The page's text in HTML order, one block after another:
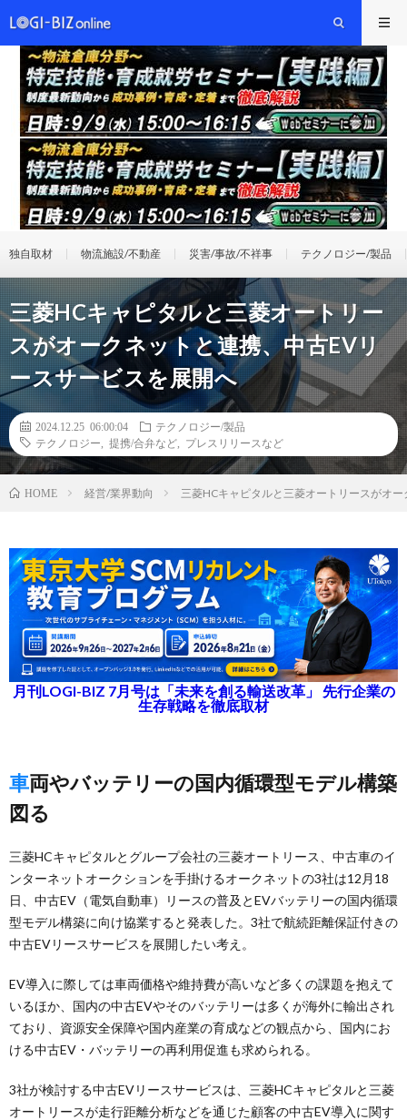
独自取材 物流施設/不動産 災害/事故/不祥事 テクノロジー/製品
三菱HCキャピタルと三菱オートリー
スがオークネットと連携、中古EVリ
ースサービスを展開へ
2024.12.25 06:00:04
テクノロジー/製品
テクノロジー
提携/合弁など プレスリリースなど
HOME 経営/業界動向 三菱HCキャピタルと三菱オートリースがオ
月刊LOGI-BIZ 7月号は「未来を創る輸送改革」 先行企業の
生存戦略を徹底取材
車両やバッテリーの国内循環型モデル構築
図る
三菱HCキャピタルとグループ会社の三菱オートリース、中古車のイ
ンターネットオークションを手掛けるオークネットの3社は12月18
日、中古EV（電気自動車）リースの普及とEVバッテリーの国内循環
型モデル構築に向け協業すると発表した。3社で航続距離保証付きの
中古EVリースサービスを展開したい考え。
EV導入に際しては車両価格や維持費が高いなど多くの課題を抱えて
いるほか、国内の中古EVやそのバッテリーは多くが海外に輸出され
ており、資源安全保障や国内産業の育成などの観点から、国内にお
ける中古EV・バッテリーの再利用促進も求められる。
3社が検討する中古EVリースサービスは、三菱HCキャピタルと三菱
オートリースが走行距離分析などを通じた顧客の中古EV導入に関す